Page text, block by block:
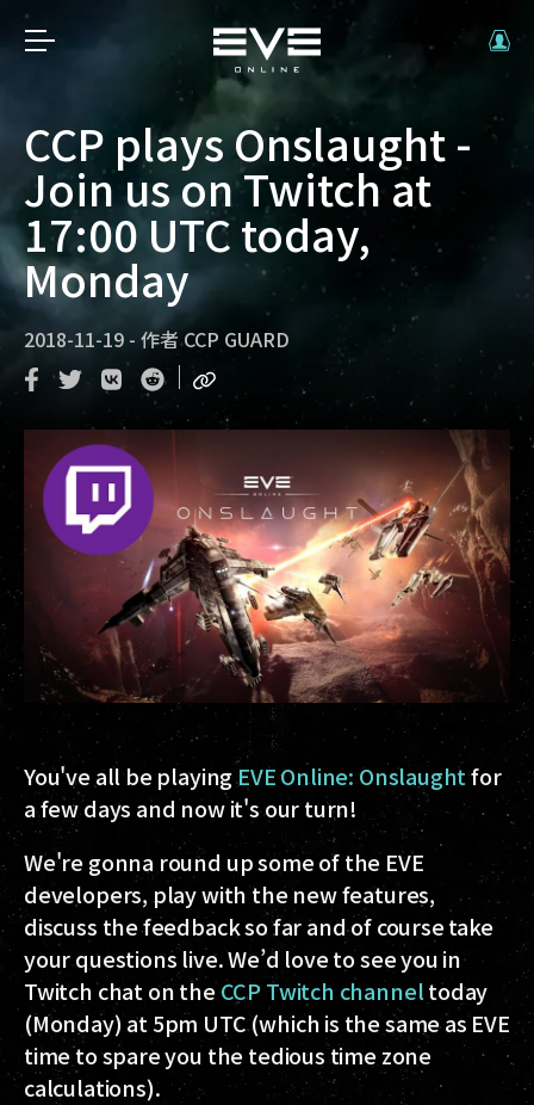
CCP plays Onslaught -
Join us on Twitch at
17:00 UTC today,
Monday
2018-11-19 - 作者 CCP GUARD
You've all be playingEVE Online: Onslaughtfor
a few days and now it's our turn!
We're gonna round up some of the EVE
developers, play with the new features,
discuss the feedback so far and of course take
your questions live. We’d love to see you in
Twitch chat on theCCP Twitch channeltoday
(Monday) at 5pm UTC (which is the same as EVE
time to spare you the tedious time zone
calculations).